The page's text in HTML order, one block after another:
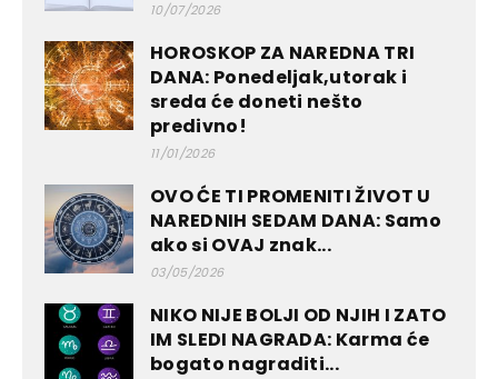
10/07/2026
HOROSKOP ZA NAREDNA TRI
DANA: Ponedeljak,utorak i
sreda će doneti nešto
predivno!
11/01/2026
OVO ĆE TI PROMENITI ŽIVOT U
NAREDNIH SEDAM DANA: Samo
ako si OVAJ znak...
03/05/2026
NIKO NIJE BOLJI OD NJIH I ZATO
IM SLEDI NAGRADA: Karma će
bogato nagraditi...